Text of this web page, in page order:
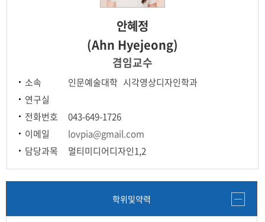
안혜정
(Ahn Hyejeong)
겸임교수
소속
인문예술대학 시각영상디자인학과
연구실
전화번호
043-649-1726
이메일
lovpia@gmail.com
담당과목
멀티미디어디자인1,2
학위및약력